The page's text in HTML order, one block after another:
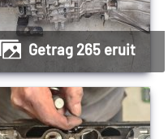
Getrag 265 eruit